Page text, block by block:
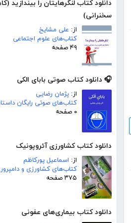
دانلود کتاب لنگرهایتان را بیندازید
سخنرانی)
از: علی مشایخ
کتاب‌های علوم اجتماعی
۴۹ صفحه
🎧 دانلود کتاب صوتی بابای الکی
از: پژمان رضایی
کتاب‌های صوتی رایگان
۰ صفحه
دانلود کتاب کشاورزی آئروپونیک
از: اسماعیل پورکاظم
کتاب‌های کشاورزی و
۳۷۵ صفحه
دانلود کتاب بیماری‌های عفونی